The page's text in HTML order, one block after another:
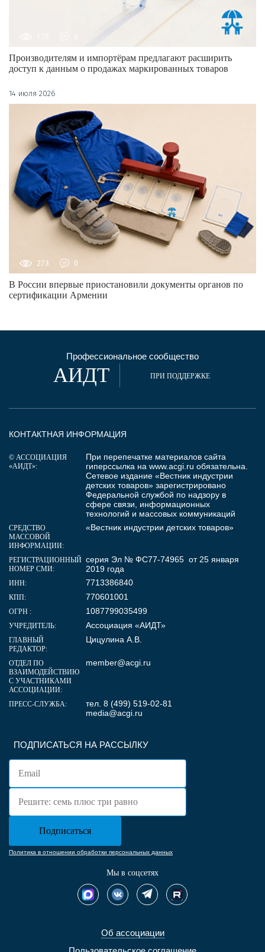
Производителям и импортёрам предлагают расширить
доступ к данным о продажах маркированных товаров
14 июля 2026
273 0
В России впервые приостановили документы органов по
сертификации Армении
Профессиональное сообщество
АИДТ ПРИ ПОДДЕРЖКЕ
Об ассоциации
ПОДПИСАТЬСЯ НА РАССЫЛКУ
Политика в отношении обработки персональных данных
Мы в соцсетях
КОНТАКТНАЯ ИНФОРМАЦИЯ
© АССОЦИАЦИЯ
«АИДТ»:
При перепечатке материалов сайта
гиперссылка на www.acgi.ru обязательна.
Сетевое издание «Вестник индустрии
детских товаров» зарегистрировано
Федеральной службой по надзору в
сфере связи, информационных
технологий и массовых коммуникаций
СРЕДСТВО
МАССОВОЙ
ИНФОРМАЦИИ:
«Вестник индустрии детских товаров»
РЕГИСТРАЦИОННЫЙ
НОМЕР СМИ:
серия Эл № ФС77-74965 от 25 января
2019 года
ИНН: 7713386840
КПП: 770601001
ОГРН : 1087799035499
УЧРЕДИТЕЛЬ: Ассоциация «АИДТ»
ГЛАВНЫЙ
РЕДАКТОР:
Цицулина А.В.
ОТДЕЛ ПО
ВЗАИМОДЕЙСТВИЮ
С УЧАСТНИКАМИ
АССОЦИАЦИИ:
member@acgi.ru
ПРЕСС-СЛУЖБА:
тел. 8 (499) 519-02-81
media@acgi.ru